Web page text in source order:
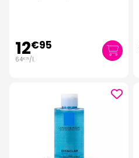
12€95
64€75/l.